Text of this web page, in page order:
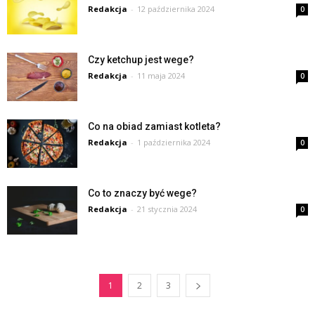
Redakcja - 12 października 2024 0
Czy ketchup jest wege?
Redakcja - 11 maja 2024 0
Co na obiad zamiast kotleta?
Redakcja - 1 października 2024 0
Co to znaczy być wege?
Redakcja - 21 stycznia 2024 0
1 2 3